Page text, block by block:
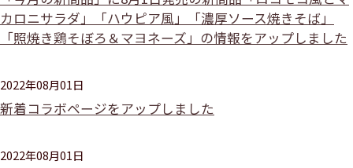
カロニサラダ」「ハウピア風」「濃厚ソース焼きそば」
「照焼き鶏そぼろ＆マヨネーズ」の情報をアップしました
2022年08月01日
新着コラボページをアップしました
2022年08月01日